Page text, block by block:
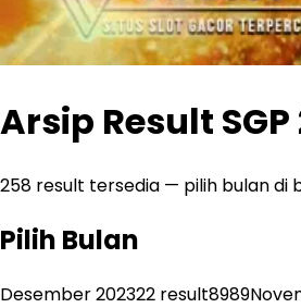
Arsip Result SGP
258 result tersedia — pilih bulan di
Pilih Bulan
Desember 202322 result8989